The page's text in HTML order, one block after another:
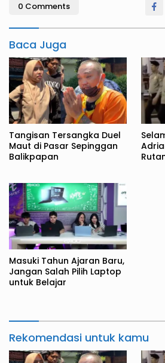
0 Comments
Baca Juga
Tangisan Tersangka Duel
Maut di Pasar Sepinggan
Balikpapan
Masuki Tahun Ajaran Baru,
Jangan Salah Pilih Laptop
untuk Belajar
Rekomendasi untuk kamu